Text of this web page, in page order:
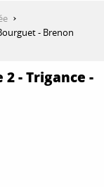
- Brenon
- Trigance -